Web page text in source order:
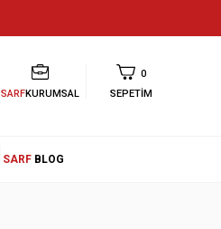
SARFKURUMSAL
0
SEPETIM
SARF BLOG